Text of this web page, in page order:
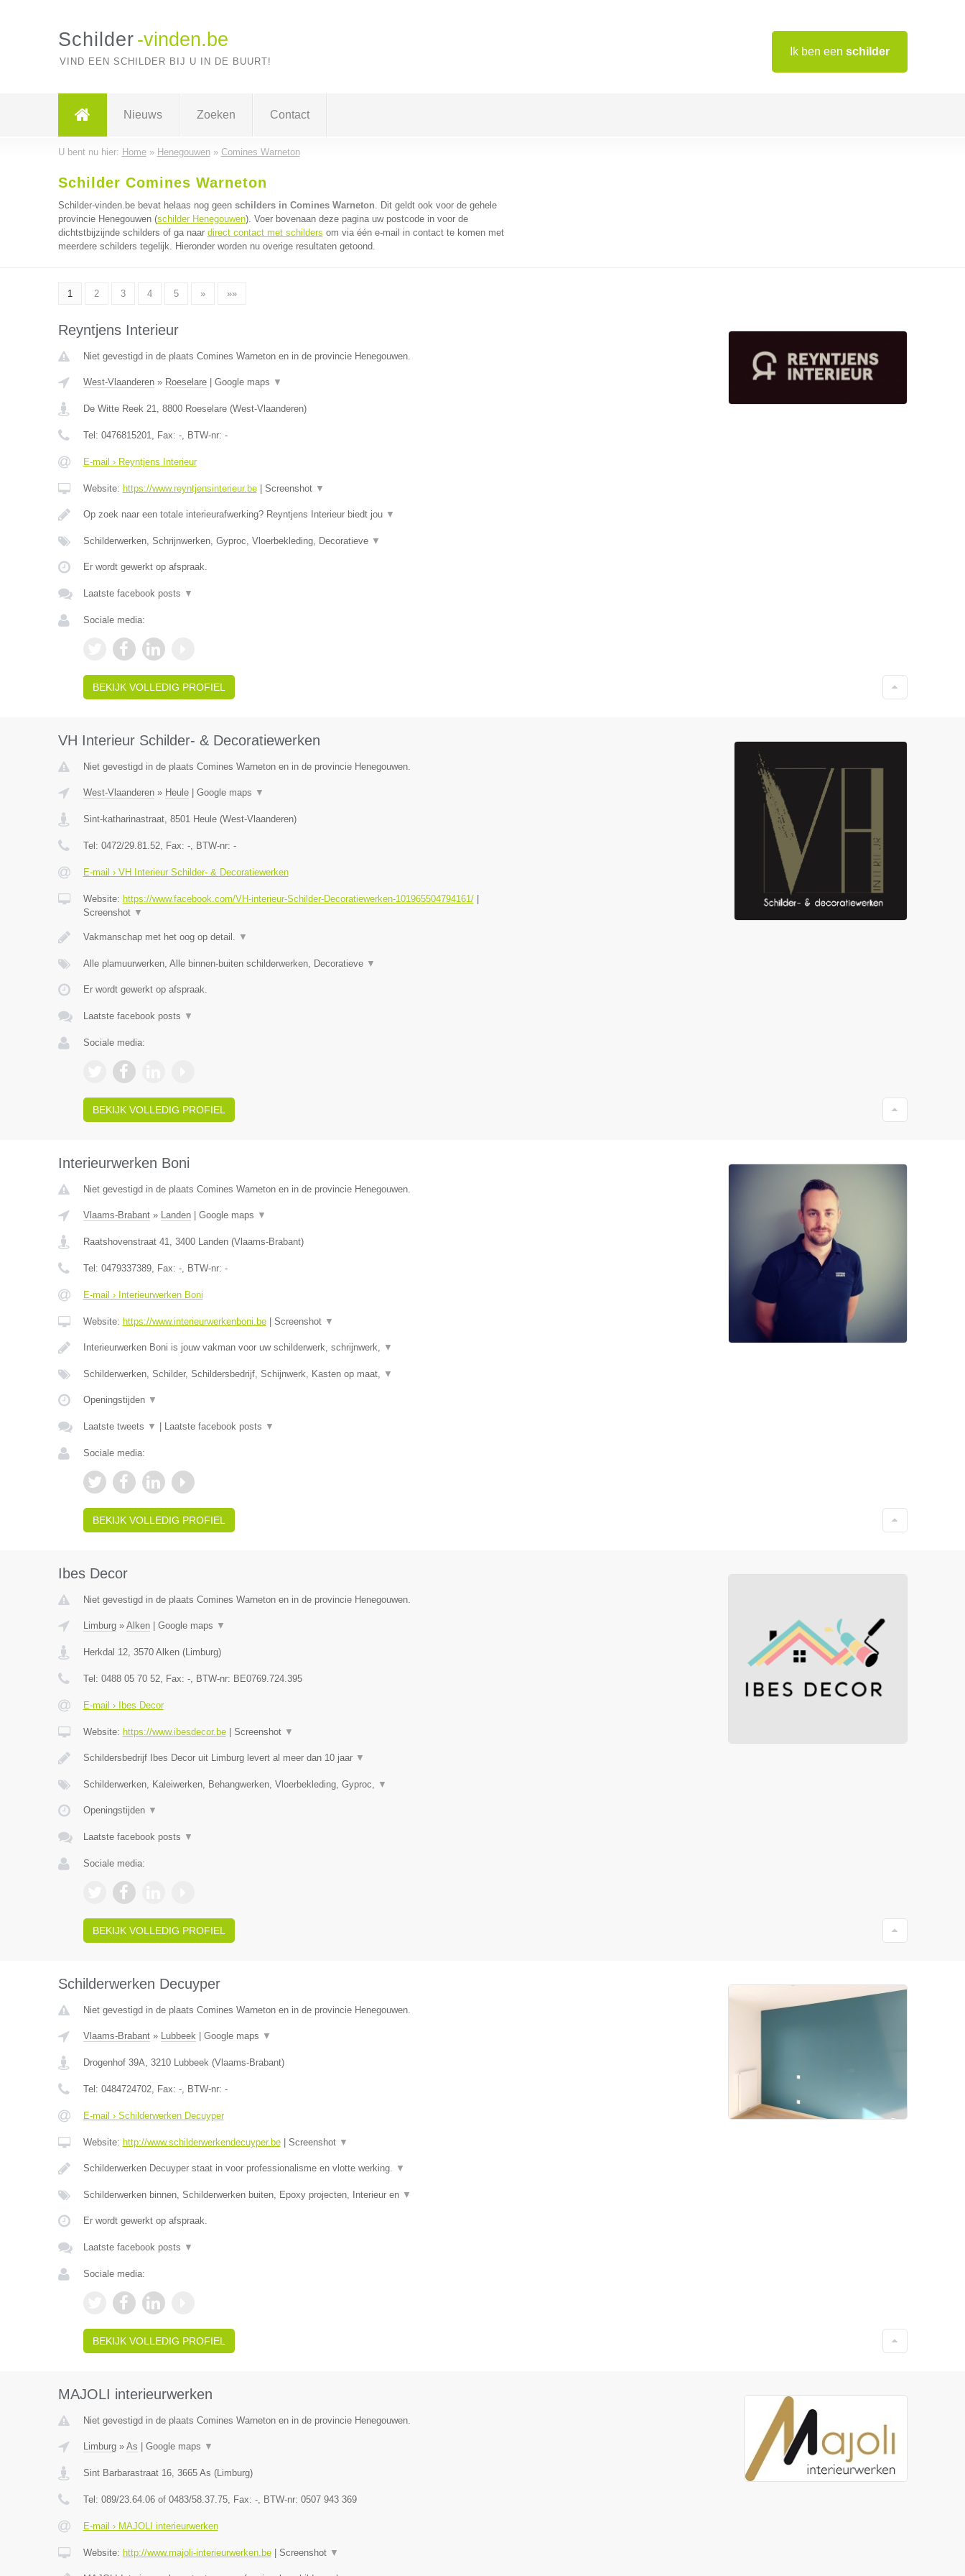
Ik ben een schilder
Schilder -vinden.be
VIND EEN SCHILDER BIJ U IN DE BUURT!
Nieuws Zoeken Contact
U bent nu hier: Home» Henegouwen» Comines Warneton
Schilder Comines Warneton
Schilder-vinden.be bevat helaas nog geen schilders in Comines Warneton. Dit geldt ook voor de gehele
provincie Henegouwen (schilder Henegouwen). Voer bovenaan deze pagina uw postcode in voor de
dichtstbijzijnde schilders of ga naar direct contact met schilders om via één e-mail in contact te komen met
meerdere schilders tegelijk. Hieronder worden nu overige resultaten getoond.
1 2 3 4 5 » »»
Reyntjens Interieur
Niet gevestigd in de plaats Comines Warneton en in de provincie Henegouwen.
West-Vlaanderen» Roeselare| Google maps ▼
De Witte Reek 21, 8800 Roeselare(West-Vlaanderen)
Tel: 0476815201, Fax: -, BTW-nr: -
E-mail › Reyntjens Interieur
Website: https://www.reyntjensinterieur.be| Screenshot ▼
Op zoek naar een totale interieurafwerking? Reyntjens Interieur biedt jou ▼
Schilderwerken, Schrijnwerken, Gyproc, Vloerbekleding, Decoratieve ▼
Er wordt gewerkt op afspraak.
Laatste facebook posts ▼
Sociale media:
BEKIJK VOLLEDIG PROFIEL
VH Interieur Schilder- & Decoratiewerken
Niet gevestigd in de plaats Comines Warneton en in de provincie Henegouwen.
West-Vlaanderen» Heule| Google maps ▼
Sint-katharinastraat, 8501 Heule(West-Vlaanderen)
Tel: 0472/29.81.52, Fax: -, BTW-nr: -
E-mail › VH Interieur Schilder- & Decoratiewerken
Website: https://www.facebook.com/VH-interieur-Schilder-Decoratiewerken-101965504794161/|
Screenshot ▼
Vakmanschap met het oog op detail. ▼
Alle plamuurwerken, Alle binnen-buiten schilderwerken, Decoratieve ▼
Er wordt gewerkt op afspraak.
Laatste facebook posts ▼
Sociale media:
BEKIJK VOLLEDIG PROFIEL
Interieurwerken Boni
Niet gevestigd in de plaats Comines Warneton en in de provincie Henegouwen.
Vlaams-Brabant» Landen| Google maps ▼
Raatshovenstraat 41, 3400 Landen(Vlaams-Brabant)
Tel: 0479337389, Fax: -, BTW-nr: -
E-mail › Interieurwerken Boni
Website: https://www.interieurwerkenboni.be| Screenshot ▼
Interieurwerken Boni is jouw vakman voor uw schilderwerk, schrijnwerk, ▼
Schilderwerken, Schilder, Schildersbedrijf, Schijnwerk, Kasten op maat, ▼
Openingstijden ▼
Laatste tweets ▼ Laatste facebook posts ▼
Sociale media:
BEKIJK VOLLEDIG PROFIEL
Ibes Decor
Niet gevestigd in de plaats Comines Warneton en in de provincie Henegouwen.
Limburg» Alken| Google maps ▼
Herkdal 12, 3570 Alken(Limburg)
Tel: 0488 05 70 52, Fax: -, BTW-nr: BE0769.724.395
E-mail › Ibes Decor
Website: https://www.ibesdecor.be| Screenshot ▼
Schildersbedrijf Ibes Decor uit Limburg levert al meer dan 10 jaar ▼
Schilderwerken, Kaleiwerken, Behangwerken, Vloerbekleding, Gyproc, ▼
Openingstijden ▼
Laatste facebook posts ▼
Sociale media:
BEKIJK VOLLEDIG PROFIEL
Schilderwerken Decuyper
Niet gevestigd in de plaats Comines Warneton en in de provincie Henegouwen.
Vlaams-Brabant» Lubbeek| Google maps ▼
Drogenhof 39A, 3210 Lubbeek(Vlaams-Brabant)
Tel: 0484724702, Fax: -, BTW-nr: -
E-mail › Schilderwerken Decuyper
Website: http://www.schilderwerkendecuyper.be| Screenshot ▼
Schilderwerken Decuyper staat in voor professionalisme en vlotte werking. ▼
Schilderwerken binnen, Schilderwerken buiten, Epoxy projecten, Interieur en ▼
Er wordt gewerkt op afspraak.
Laatste facebook posts ▼
Sociale media:
BEKIJK VOLLEDIG PROFIEL
MAJOLI interieurwerken
Niet gevestigd in de plaats Comines Warneton en in de provincie Henegouwen.
Limburg» As Google maps ▼
Sint Barbarastraat 16, 3665 As (Limburg)
Tel: 089/23.64.06 of 0483/58.37.75, Fax: -, BTW-nr: 0507 943 369
E-mail › MAJOLI interieurwerken
Website: http://www.majoli-interieurwerken.be| Screenshot ▼